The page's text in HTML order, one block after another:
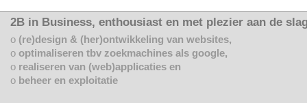
2B in Business, enthousiast en met plezier aan de
o (re)design & (her)ontwikkeling van websites,
o optimaliseren tbv zoekmachines als google,
o realiseren van (web)applicaties en
o beheer en exploitatie